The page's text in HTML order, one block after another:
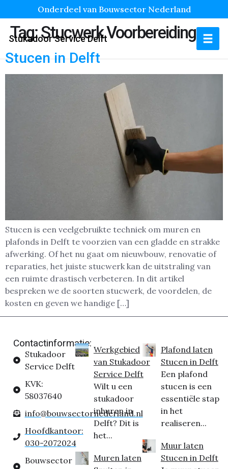
Onderdeel van Bouwsector Nederland
Stukadoor Service Delft
Tag:Stucwerk Voorbereiding
Stucen in Delft
Stucen is een veelgebruikte techniek om muren en
plafonds in Delft te voorzien van een gladde en strakke
afwerking. Of het nu gaat om nieuwbouw, renovatie of
reparaties, het juiste stucwerk kan de uitstraling van
een ruimte drastisch verbeteren. In dit artikel
bespreken we de soorten stucwerk, de voordelen, de
kosten en geven we handige […]
Contactinformatie:
Stukadoor
Service Delft
KVK:
58037640
info@bouwsectornederland.nl
Hoofdkantoor:
030-2072024
Bouwsector
Werkgebied
van Stukadoor
Service Delft
Wilt u een
stukadoor
inhuren in
Delft? Dit is
het...
Muren laten
Plafond laten
Stucen in Delft
Een plafond
stucen is een
essentiële stap
in het
realiseren...
Muur laten
Stucen in Delft